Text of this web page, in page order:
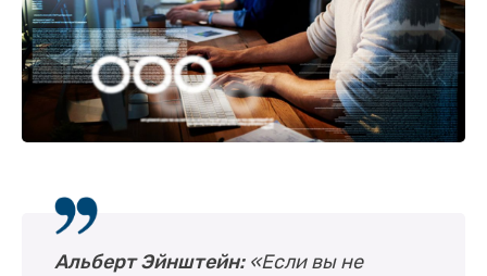
Альберт Эйнштейн:«Если вы не